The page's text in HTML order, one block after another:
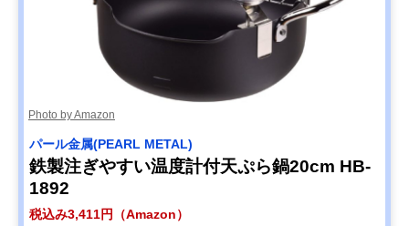
Photo by Amazon
パール金属(PEARL METAL)
鉄製注ぎやすい温度計付天ぷら鍋20cm HB-
1892
税込み3,411円（Amazon）